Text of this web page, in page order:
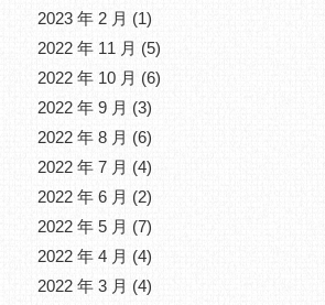
2023 年 2 月 (1)
2022 年 11 月 (5)
2022 年 10 月 (6)
2022 年 9 月 (3)
2022 年 8 月 (6)
2022 年 7 月 (4)
2022 年 6 月 (2)
2022 年 5 月 (7)
2022 年 4 月 (4)
2022 年 3 月 (4)